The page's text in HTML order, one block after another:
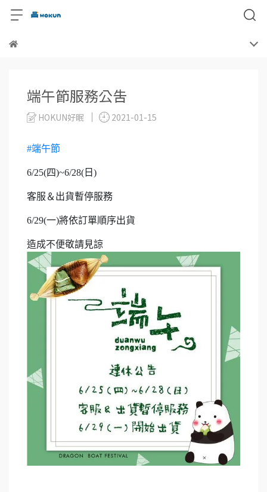
端午節服務公告
HOKUN好眠 2021-01-15
#端午節
6/25(四)~6/28(日)
客服＆出貨暫停服務
6/29(一)將依訂單順序出貨
造成不便敬請見諒